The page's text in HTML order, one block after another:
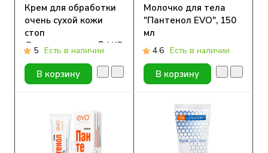
Крем для обработки
очень сухой кожи
стоп
Диаультрадерм®АКВА
10, 75 ml
5 Есть в наличии
В корзину
Молочко для тела
"Пантенол EVO", 150
мл
4.6 Есть в наличии
В корзину